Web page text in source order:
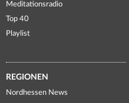
Meditationsradio
Top 40
Playlist
REGIONEN
Nordhessen News